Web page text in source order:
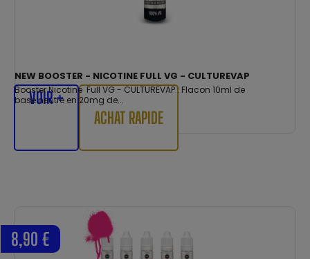
NEW BOOSTER - NICOTINE FULL VG - CULTUREVAP
Booster Nicotine Full VG - CULTUREVAP : Flacon 10ml de
base neutre en 20mg de...
VOIR +
ACHAT RAPIDE
8,90 €